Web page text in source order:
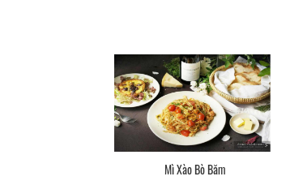
Mì Xào Bò Băm